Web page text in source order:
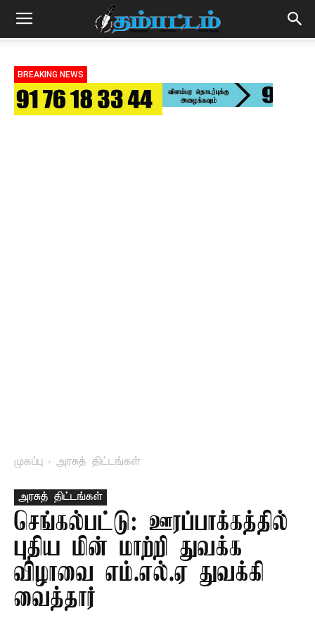
BREAKING NEWS
முகப்பு அரசுத் திட்டங்கள்
அரசுத் திட்டங்கள்
செங்கல்பட்டு: ஊரப்பாக்கத்தில்
புதிய மின் மாற்றி துவக்க
விழாவை எம்.எல்.ஏ துவக்கி
வைத்தார்